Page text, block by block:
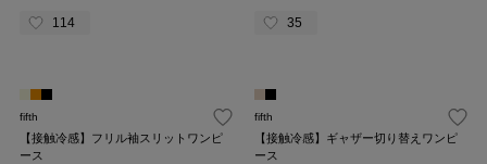
114 35
fifth
【接触冷感】フリル袖スリットワンピ
ース
fifth
【接触冷感】ギャザー切り替えワンピ
ース